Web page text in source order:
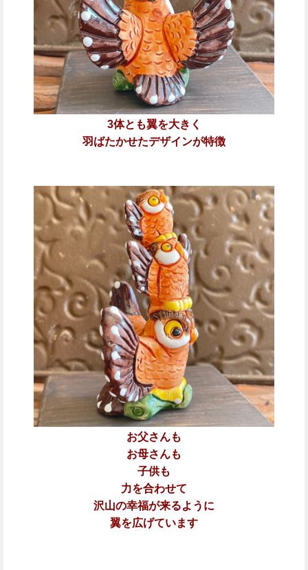
3体とも翼を大きく
羽ばたかせたデザインが特徴
お父さんも
お母さんも
子供も
力を合わせて
沢山の幸福が来るように
翼を広げています